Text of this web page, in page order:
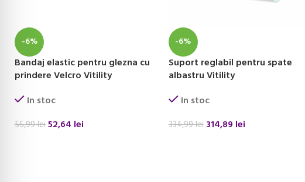
-6%
Bandaj elastic pentru glezna cu
prindere Velcro Vitility
In stoc
55,99lei52,64 lei
-6%
Suport reglabil pentru spate
albastru Vitility
In stoc
334,99lei 314,89 lei